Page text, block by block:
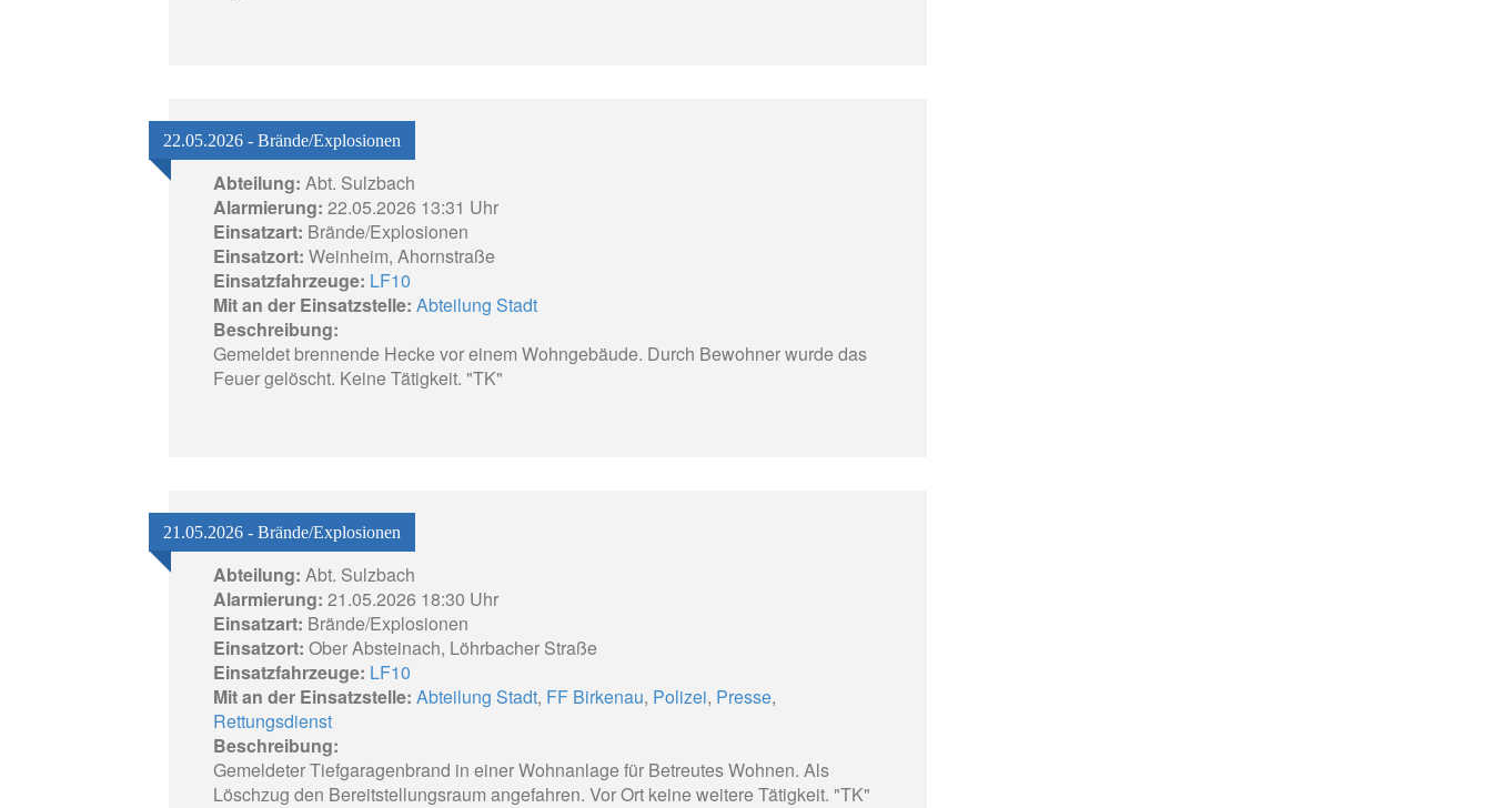
22.05.2026 - Brände/Explosionen
Abteilung: Abt. Sulzbach
Alarmierung: 22.05.2026 13:31 Uhr
Einsatzart: Brände/Explosionen
Einsatzort: Weinheim, Ahornstraße
Einsatzfahrzeuge: LF10
Mit an der Einsatzstelle: Abteilung Stadt
Beschreibung:
Gemeldet brennende Hecke vor einem Wohngebäude. Durch Bewohner wurde das
Feuer gelöscht. Keine Tätigkeit. "TK"
21.05.2026 - Brände/Explosionen
Abteilung: Abt. Sulzbach
Alarmierung: 21.05.2026 18:30 Uhr
Einsatzart: Brände/Explosionen
Einsatzort: Ober Absteinach, Löhrbacher Straße
Einsatzfahrzeuge: LF10
Mit an der Einsatzstelle: Abteilung Stadt, FF Birkenau, Polizei, Presse,
Rettungsdienst
Beschreibung:
Gemeldeter Tiefgaragenbrand in einer Wohnanlage für Betreutes Wohnen. Als
Löschzug den Bereitstellungsraum angefahren. Vor Ort keine weitere Tätigkeit. "TK"